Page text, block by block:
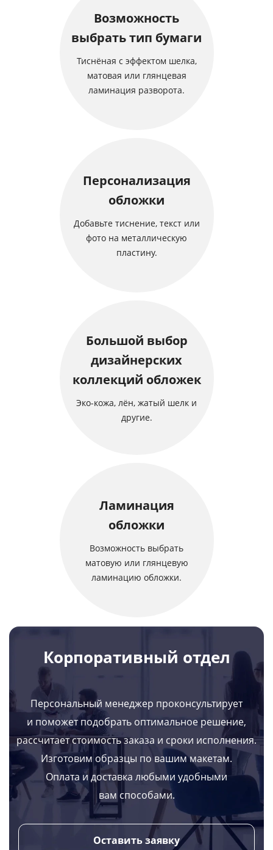
Возможность
выбрать тип бумаги
Тиснёная с эффектом шелка,
матовая или глянцевая
ламинация разворота.
Персонализация
обложки
Добавьте тиснение, текст или
фото на металлическую
пластину.
Большой выбор
дизайнерских
коллекций обложек
Эко-кожа, лён, жатый шелк и
другие.
Ламинация
обложки
Возможность выбрать
матовую или глянцевую
ламинацию обложки.
Корпоративный отдел
Персональный менеджер проконсультирует
и поможет подобрать оптимальное решение,
рассчитает стоимость заказа и сроки исполнения.
Изготовим образцы по вашим макетам.
Оплата и доставка любыми удобными
вам способами.
Оставить заявку